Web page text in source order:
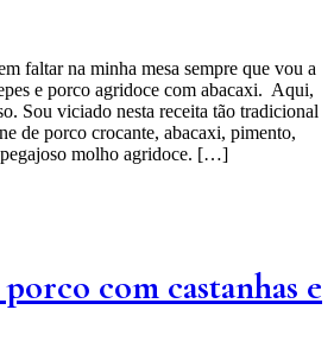
faltar na minha mesa sempre que vou a
e porco agridoce com abacaxi. Aqui,
Sou viciado nesta receita tão tradicional
de porco crocante, abacaxi, pimento,
molho agridoce. […]
com castanhas e